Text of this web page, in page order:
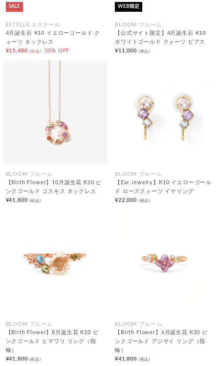
SALE
ESTELLE エステール
4月誕生石 K10 イエローゴールド ク
ォーツ ネックレス
¥15,400(税込) 30% OFF
WEB限定
BLOOM ブルーム
【公式サイト限定】4月誕生石 K10
ホワイトゴールド クォーツ ピアス
¥11,000 (税込)
BLOOM ブルーム
【Birth Flower】10月誕生花 K10 ピ
ンクゴールド コスモス ネックレス
¥41,800(税込)
BLOOM ブルーム
【Ear Jewelry】K10 イエローゴール
ド ローズクォーツ イヤリング
¥22,000 (税込)
BLOOM ブルーム
【Birth Flower】8月誕生花 K10 ピ
ンクゴールド ヒマワリ リング（指
輪）
¥41,800(税込)
BLOOM ブルーム
【Birth Flower】6月誕生花 K10 ピ
ンクゴールド アジサイ リング（指
輪）
¥41,800 (税込)